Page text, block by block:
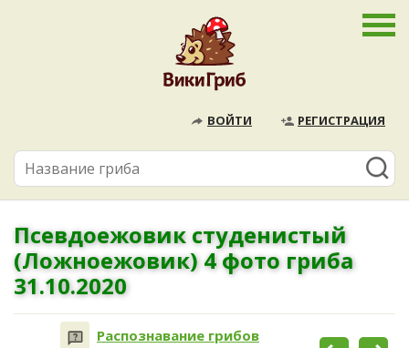
ВОЙТИ РЕГИСТРАЦИЯ
Псевдоежовик студенистый
(Ложноежовик) 4 фото гриба
31.10.2020
Распознавание грибов